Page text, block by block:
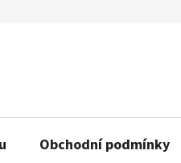
Obchodní podmínky